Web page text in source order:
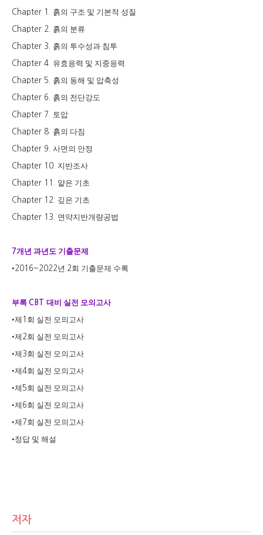
Chapter 1. 흙의 구조 및 기본적 성질
Chapter 2. 흙의 분류
Chapter 3. 흙의 투수성과 침투
Chapter 4. 유효응력 및 지중응력
Chapter 5. 흙의 동해 및 압축성
Chapter 6. 흙의 전단강도
Chapter 7. 토압
Chapter 8. 흙의 다짐
Chapter 9. 사면의 안정
Chapter 10. 지반조사
Chapter 11. 얕은 기초
Chapter 12. 깊은 기초
Chapter 13. 연약지반개량공법
7개년 과년도 기출문제
•2016~2022년 2회 기출문제 수록
부록 CBT 대비 실전 모의고사
•제 1 회 실전 모의고사
•제 2회 실전 모의고사
•제 3회 실전 모의고사
•제4회 실전 모의고사
•제 5회 실전 모의고사
•제 6회 실전 모의고사
•제 7회 실전 모의고사
•정답 및 해설
저자